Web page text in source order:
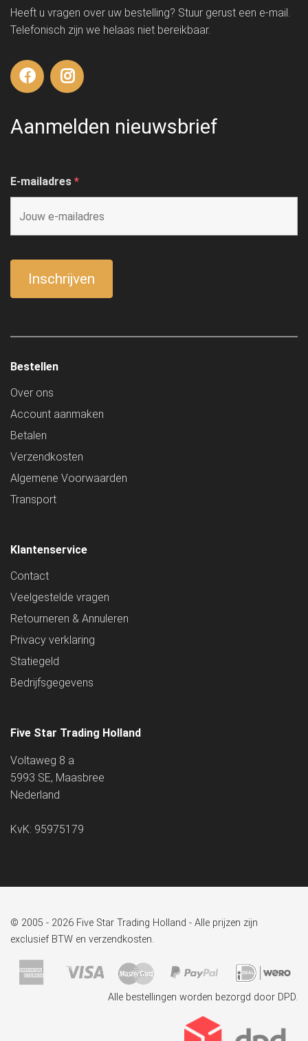
Heeft u vragen over uw bestelling? Stuur gerust een e-mail.
Telefonisch zijn we helaas niet bereikbaar.
Aanmelden nieuwsbrief
E-mailadres *
Bestellen
Over ons
Account aanmaken
Betalen
Verzendkosten
Algemene Voorwaarden
Transport
Klantenservice
Contact
Veelgestelde vragen
Retourneren & Annuleren
Privacy verklaring
Statiegeld
Bedrijfsgegevens
Five Star Trading Holland
Voltaweg 8 a
5993 SE, Maasbree
Nederland
KvK: 95975179
© 2005 - 2026 Five Star Trading Holland - Alle prijzen zijn
exclusief BTW en verzendkosten.
Alle bestellingen worden bezorgd door DPD.